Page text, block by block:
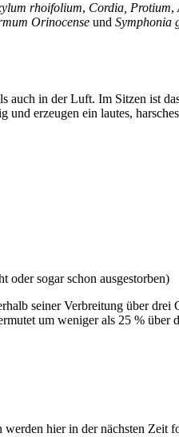
rhoifolium, Cordia, Protium,
Orinocense und Symphonia
auch in der Luft. Im Sitzen ist
erzeugen ein lautes,
oder sogar schon ausgestorben)
seiner Verbreitung über drei
um weniger als 25 % über
hier in der nächsten Zeit